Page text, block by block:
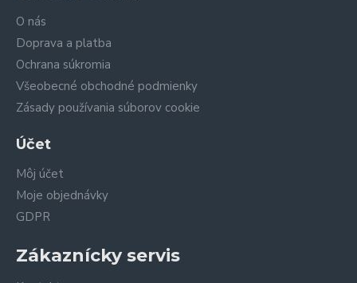
O nás
Doprava a platba
Ochrana súkromia
Všeobecné obchodné podmienky
Zásady používania súborov cookie
Účet
Môj účet
Moje objednávky
GDPR
Zákaznícky servis